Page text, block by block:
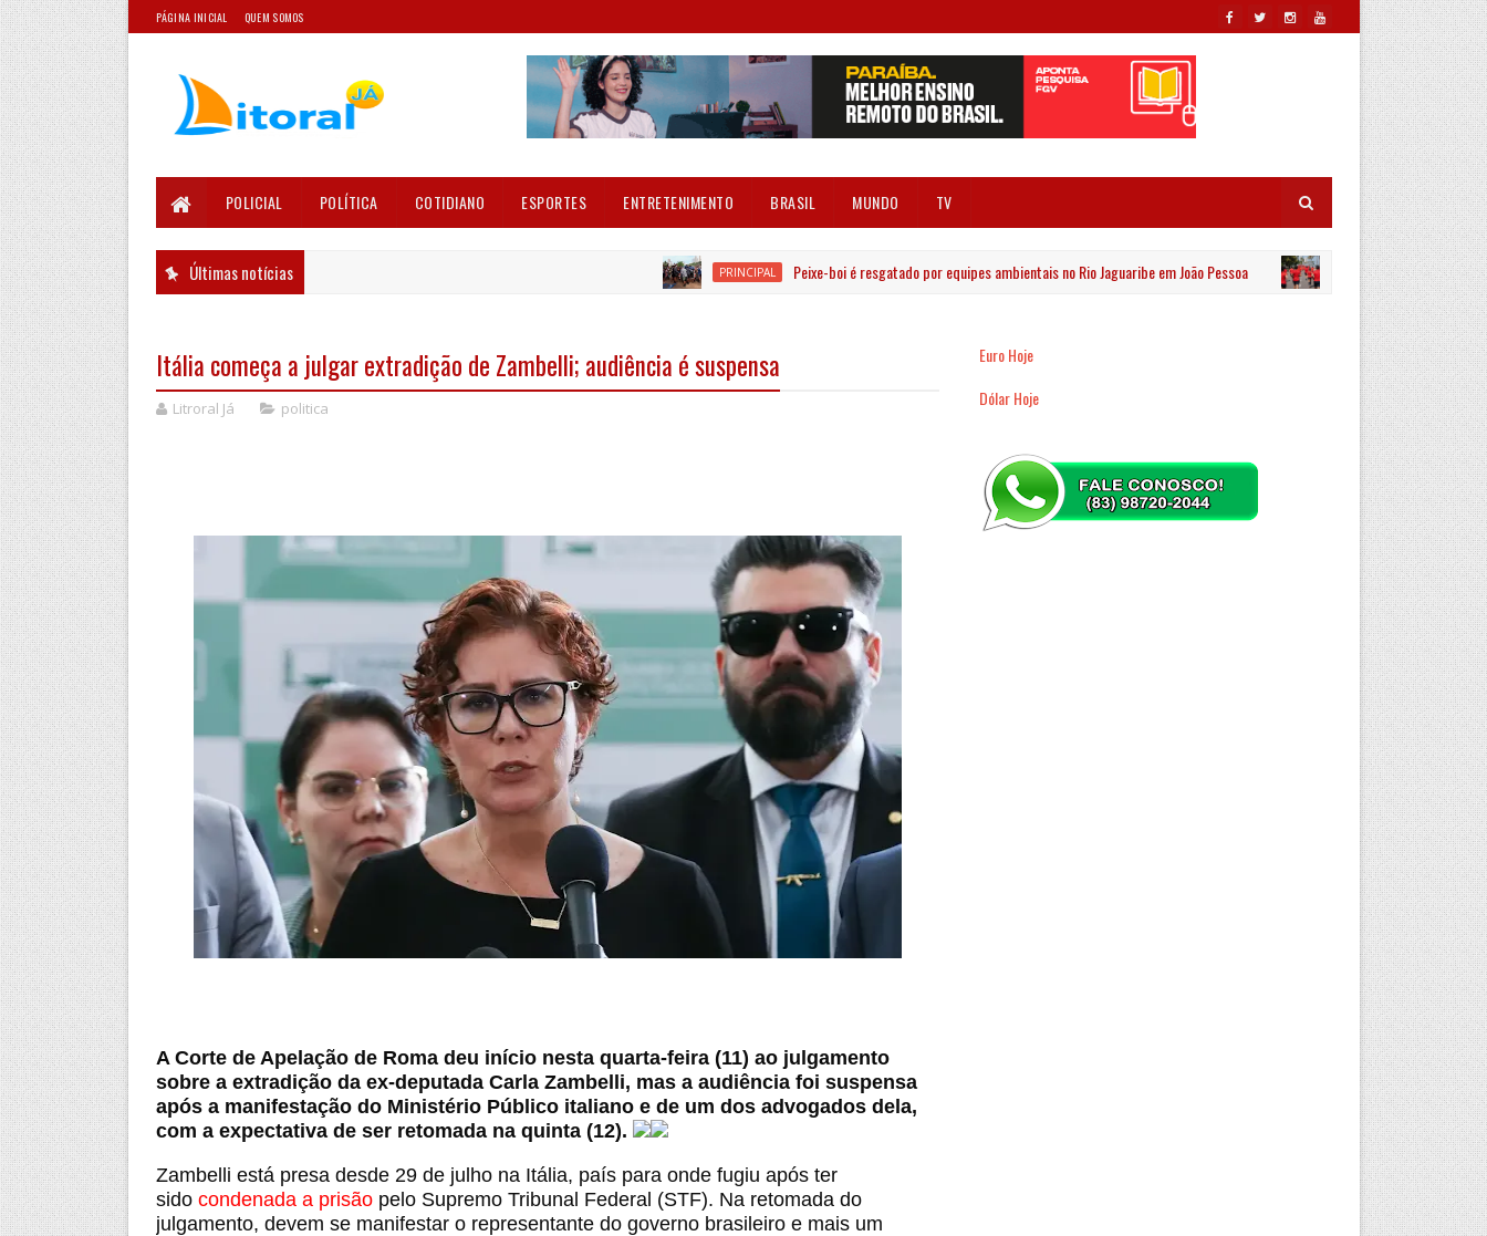
PÁGINA INICIAL QUEM SOMOS
POLICIAL POLÍTICA COTIDIANO ESPORTES ENTRETENIMENTO BRASIL MUNDO TV
Últimas notícias PRINCIPAL Peixe-boi é resgatado por equipes ambientais no Rio Jaguaribe em João Pessoa PRINCIPAL Esporte Clube
Itália começa a julgar extradição de Zambelli; audiência é suspensa
Litroral Já politica
A Corte de Apelação de Roma deu início nesta quarta-feira (11) ao julgamento
sobre a extradição da ex-deputada Carla Zambelli, mas a audiência foi suspensa
após a manifestação do Ministério Público italiano e de um dos advogados dela,
com a expectativa de ser retomada na quinta (12).
Zambelli está presa desde 29 de julho na Itália, país para onde fugiu após ter
sido condenada a prisãopelo Supremo Tribunal Federal (STF). Na retomada do
julgamento, devem se manifestar o representante do governo brasileiro e mais um
Euro Hoje
Dólar Hoje